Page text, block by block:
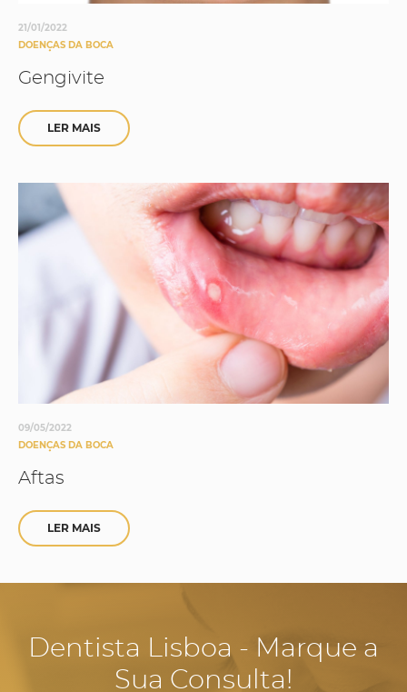
21/01/2022
DOENÇAS DA BOCA
Gengivite
LER MAIS
09/05/2022
DOENÇAS DA BOCA
Aftas
LER MAIS
Dentista Lisboa - Marque a
Sua Consulta!